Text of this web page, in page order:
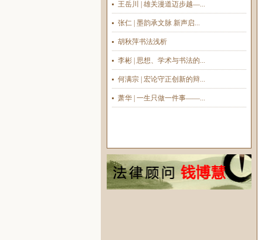
王岳川 | 雄关漫道迈步越—...
张仁 | 墨韵承文脉 新声启...
胡秋萍书法浅析
李彬 | 思想、学术与书法的...
何满宗 | 宏论守正创新的辩...
萧华 | 一生只做一件事——...